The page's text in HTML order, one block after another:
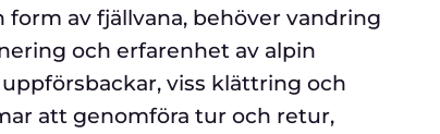
av fjällvana, behöver vandring
och erfarenhet av alpin
viss klättring och
att genomföra tur och retur,